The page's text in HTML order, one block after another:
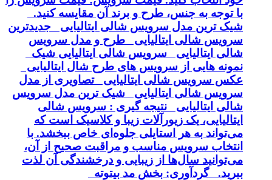
با توجه به جنس، طرح و برند آن مقایسه کنید.
شیک ترین مدل سرویس شالی ایتالیایی جدیدترین
سرویس شالی ایتالیایی طرح و مدل سرویس
شالی ایتالیایی سرویس شالی ایتالیایی شیک
نمونه هایی از سرویس های طرح شال ایتالیایی
عکس سرویس شالی ایتالیایی تصاویری از مدل
سرویس شالی ایتالیایی شیک ترین مدل سرویس
شالی ایتالیایی نتیجه گیری : سرویس شالی
ایتالیایی، یک زیورآلات زیبا و کلاسیک است که
می‌تواند به هر استایلی جلوه‌ای خاص ببخشد. با
انتخاب سرویس مناسب و مراقبت صحیح از آن،
می‌توانید سال‌ها از زیبایی و درخشندگی آن لذت
ببرید. گردآوری: بخش مد بیتوته